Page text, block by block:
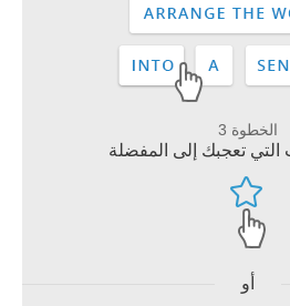
الخطوة 3
التي تعجبك إلى المفضلة
أو